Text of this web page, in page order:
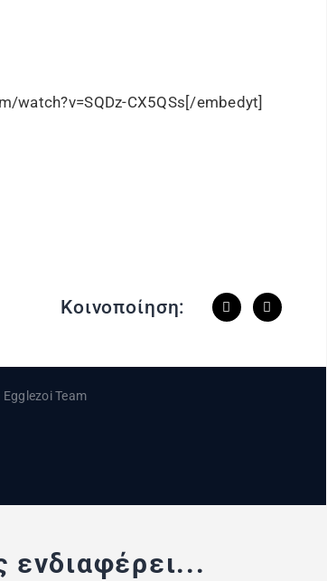
watch?v=SQDz-CX5QSs[/embedyt]
Κοινοποίηση:
ενδιαφέρει...